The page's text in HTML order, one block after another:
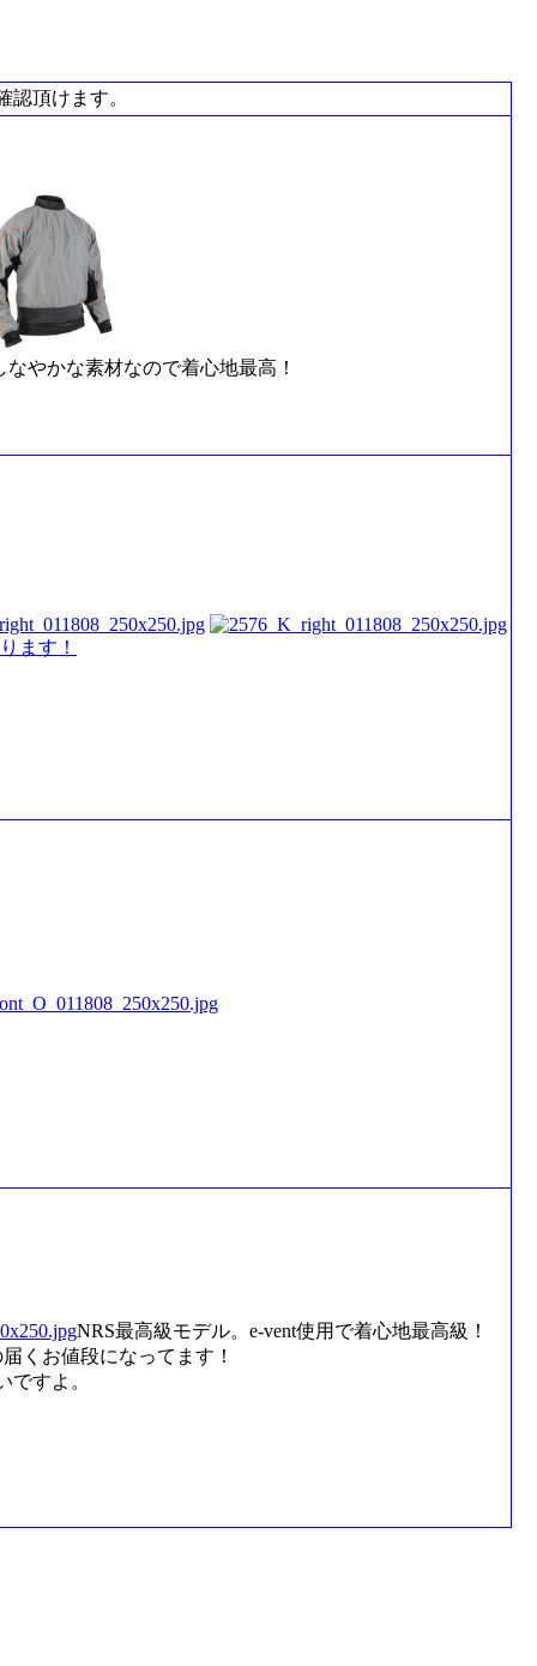
頂けます。
やかな素材なので着心地最高！
ます！
NRS最高級モデル。e-vent使用で着心地最高級！
くお値段になってます！
ですよ。